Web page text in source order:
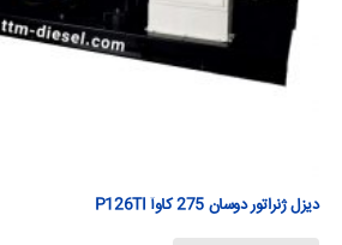
دیزل ژنراتور دوسان 275 كاوآ P126TI